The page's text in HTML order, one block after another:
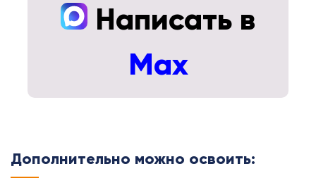
Написать в
Max
Дополнительно можно освоить: